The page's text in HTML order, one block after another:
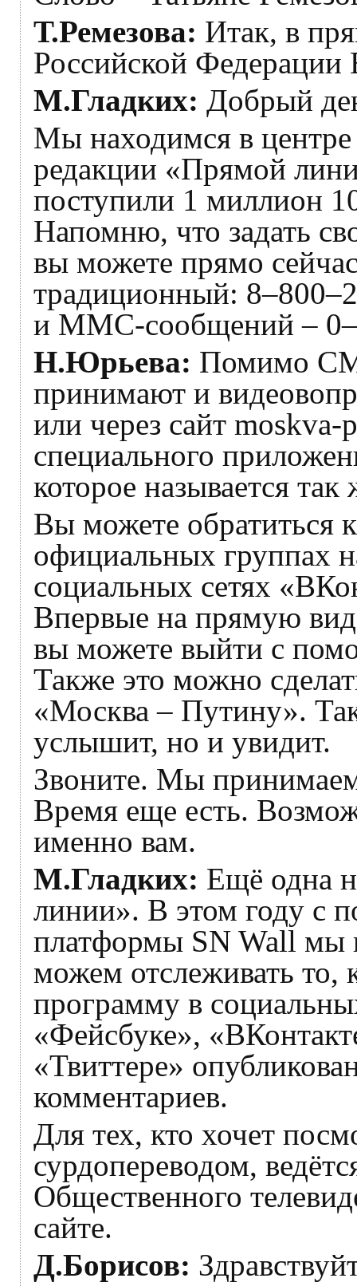
Т.Ремезова: Итак, в
Российской
М.Гладких: Добрый
Мы находимся в
редакции «Прямой
поступили 1 миллион
Напомню, что задать
вы можете прямо
традиционный:
и ММС-сообщений –
Н.Юрьева: Помимо
принимают и
или через сайт
специального
которое называется
Вы можете обратиться
официальных группах
социальных сетях
Впервые на прямую
вы можете выйти с
Также это можно
«Москва – Путину».
услышит, но и увидит.
Звоните. Мы
Время еще есть.
именно вам.
М.Гладких: Ещё одна
линии». В этом году с
платформы SN Wall мы
можем отслеживать то,
программу в
«Фейсбуке»,
«Твиттере»
комментариев.
Для тех, кто хочет
сурдопереводом,
Общественного
сайте.
Д.Борисов: